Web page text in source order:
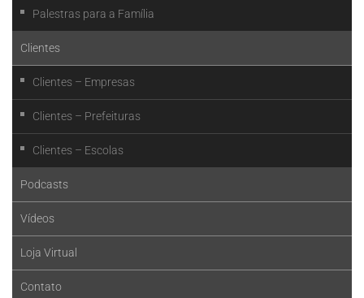
Palestras para a Família
Clientes
Clientes – Empresas
Clientes – Prefeituras
Clientes – Escolas
Podcasts
Vídeos
Loja Virtual
Contato